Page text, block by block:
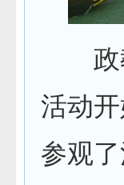
政教
活动
参观